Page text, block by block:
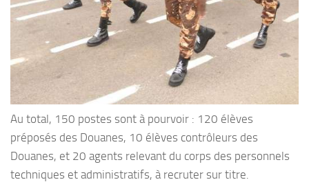
Au total, 150 postes sont à pourvoir : 120 élèves
préposés des Douanes, 10 élèves contrôleurs des
Douanes, et 20 agents relevant du corps des personnels
techniques et administratifs, à recruter sur titre.